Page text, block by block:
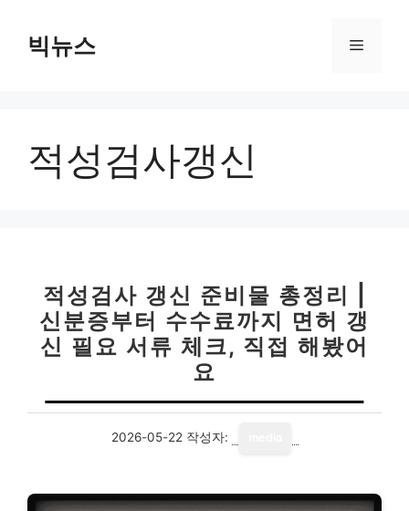
빅뉴스 메
적성검사갱신
적성검사 갱신 준비물 총정리 |
신분증부터 수수료까지 면허 갱
신 필요 서류 체크, 직접 해봤어
요
2026-05-22 작성자: